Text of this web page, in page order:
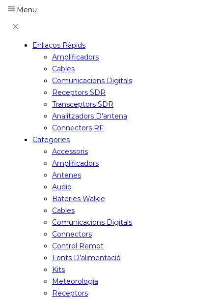
Menu
Enllaços Ràpids
Amplificadors
Cables
Comunicacions Digitals
Receptors SDR
Transceptors SDR
Analitzadors D’antena
Connectors RF
Categories
Accessoris
Amplificadors
Antenes
Audio
Bateries Walkie
Cables
Comunicacions Digitals
Connectors
Control Remot
Fonts D’alimentació
Kits
Meteorologia
Receptors